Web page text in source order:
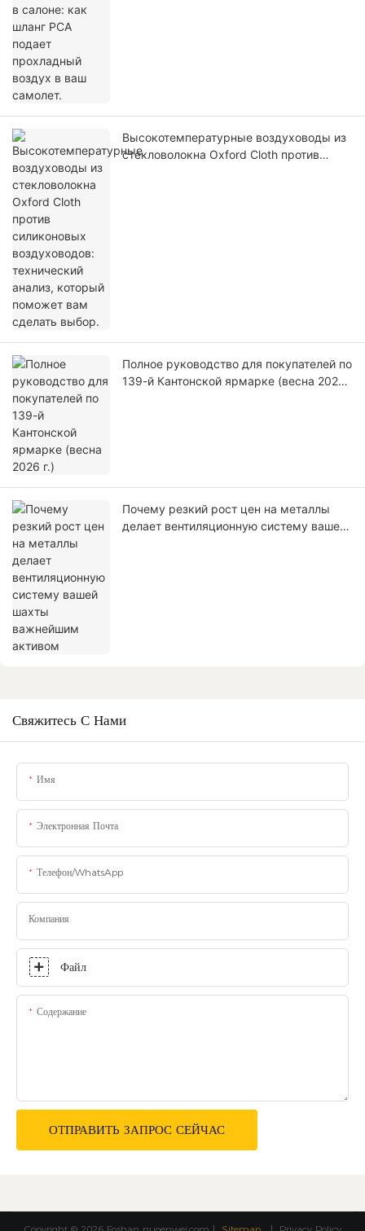
Высокотемпературные воздуховоды из
стекловолокна Oxford Cloth против
Полное руководство для покупателей по
139-й Кантонской ярмарке (весна 2026
Почему резкий рост цен на металлы
делает вентиляционную систему вашей
Свяжитесь С Нами
Имя
Электронная Почта
Телефон/WhatsApp
Компания
Файл
Содержание
ОТПРАВИТЬ ЗАПРОС СЕЙЧАС